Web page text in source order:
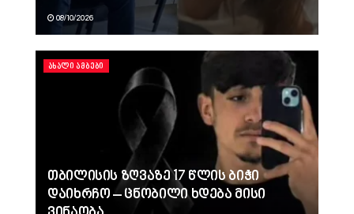
08/10/2026
ᲐᲮᲐᲚᲘ ᲐᲛᲑᲔᲑᲘ
თბილისის ზღვაზე 17 წლის ბიჭი
დაიხრჩო – ცნობილი ხდება მისი